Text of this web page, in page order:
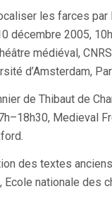
les farces par
décembre 2005,
médiéval,
d’Amsterdam,
de Thibaut de
Medieval
des textes
Ecole nationale des